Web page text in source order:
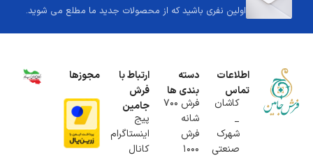
اولین نفری باشید که از محصولات جدید ما مطلع می شوید.
اطلاعات
تماس
کاشان
_
شهرک
صنعتی
دسته
بندی ها
فرش 700
شانه
فرش
1000
ارتباط با
فرش
جامین
پیج
اینستاگرام
کانال
مجوزها